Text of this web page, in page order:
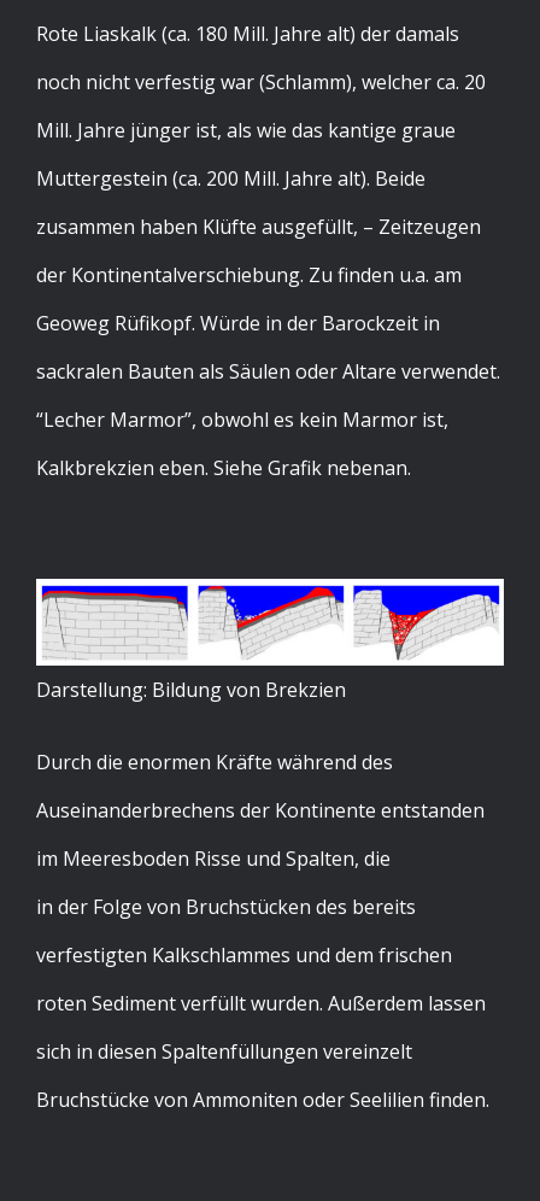
Rote Liaskalk (ca. 180 Mill. Jahre alt) der damals
noch nicht verfestig war (Schlamm), welcher ca. 20
Mill. Jahre jünger ist, als wie das kantige graue
Muttergestein (ca. 200 Mill. Jahre alt). Beide
zusammen haben Klüfte ausgefüllt, – Zeitzeugen
der Kontinentalverschiebung. Zu finden u.a. am
Geoweg Rüfikopf. Würde in der Barockzeit in
sackralen Bauten als Säulen oder Altare verwendet.
“Lecher Marmor”, obwohl es kein Marmor ist,
Kalkbrekzien eben. Siehe Grafik nebenan.
Darstellung: Bildung von Brekzien
Durch die enormen Kräfte während des
Auseinanderbrechens der Kontinente entstanden
im Meeresboden Risse und Spalten, die
in der Folge von Bruchstücken des bereits
verfestigten Kalkschlammes und dem frischen
roten Sediment verfüllt wurden. Außerdem lassen
sich in diesen Spaltenfüllungen vereinzelt
Bruchstücke von Ammoniten oder Seelilien finden.